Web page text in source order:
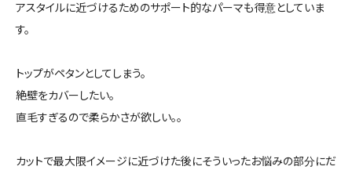
アスタイルに近づけるためのサポート的なパーマも得意としていま
す。
トップがペタンとしてしまう。
絶壁をカバーしたい。
直毛すぎるので柔らかさが欲しい。。
カットで最大限イメージに近づけた後にそういったお悩みの部分にだ